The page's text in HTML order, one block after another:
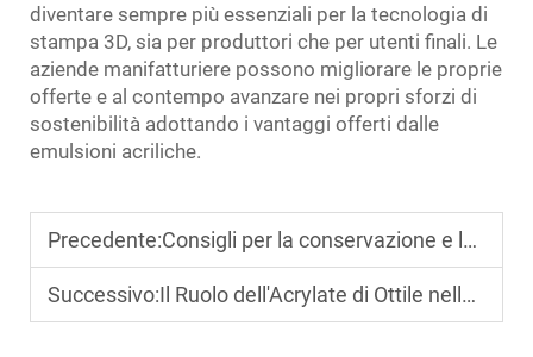
diventare sempre più essenziali per la tecnologia di
stampa 3D, sia per produttori che per utenti finali. Le
aziende manifatturiere possono migliorare le proprie
offerte e al contempo avanzare nei propri sforzi di
sostenibilità adottando i vantaggi offerti dalle
emulsioni acriliche.
Precedente:Consigli per la conservazione e la manipolazione dell'acrilato di ottile
Successivo:Il Ruolo dell'Acrylate di Ottile nelle Reazioni di Polimerizzazione